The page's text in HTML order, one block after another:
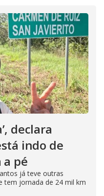
declara
indo de
a pé
já teve outras
tem jornada de 24 mil km